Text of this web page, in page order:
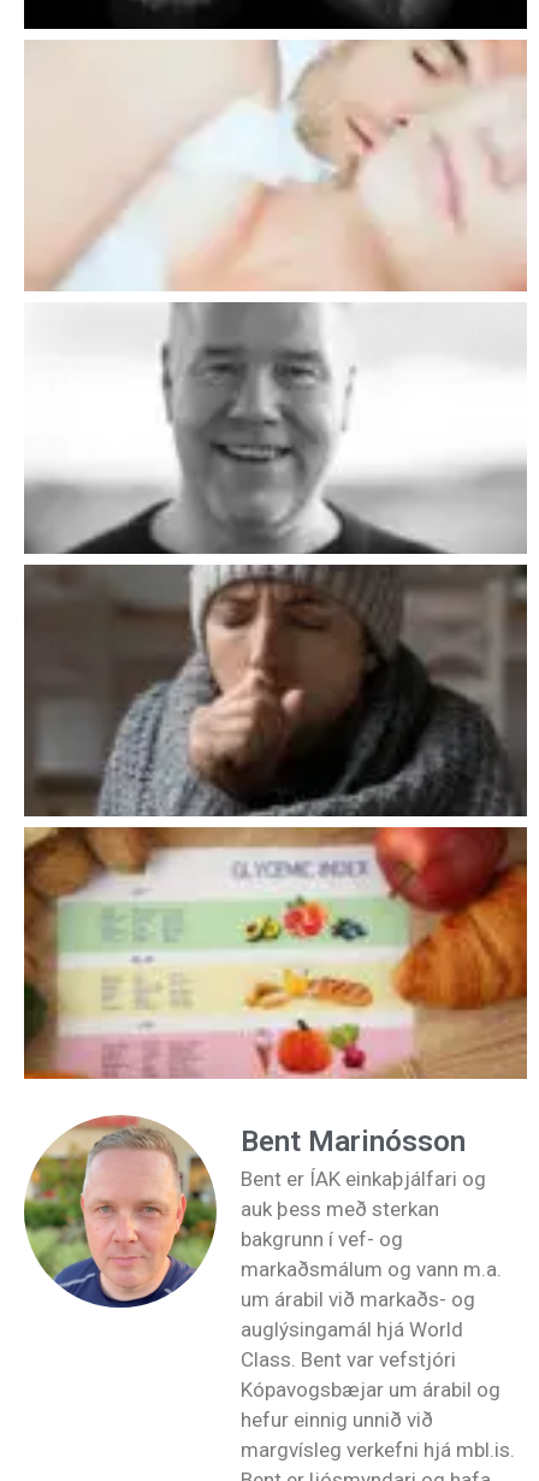
Bent Marinósson
Bent er ÍAK einkaþjálfari og
auk þess með sterkan
bakgrunn í vef- og
markaðsmálum og vann m.a.
um árabil við markaðs- og
auglýsingamál hjá World
Class. Bent var vefstjóri
Kópavogsbæjar um árabil og
hefur einnig unnið við
margvísleg verkefni hjá mbl.is.